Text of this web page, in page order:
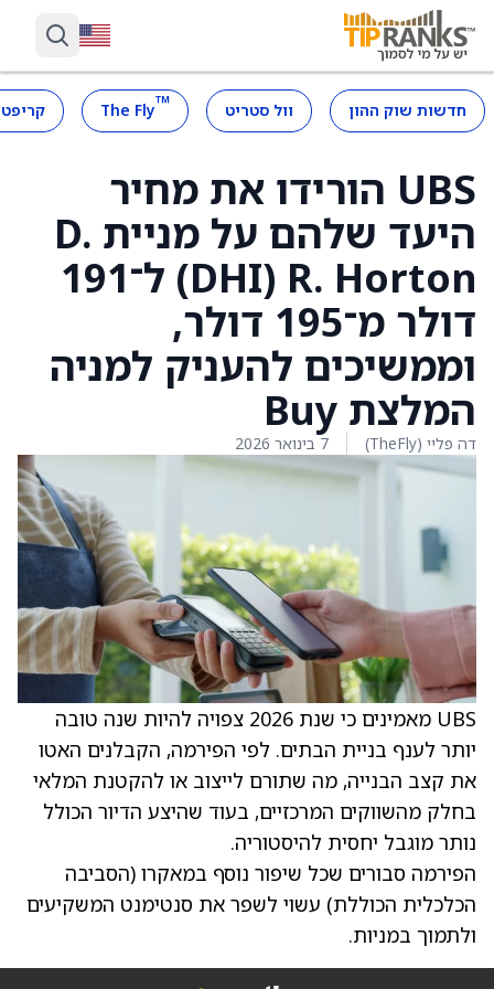
חדשות שוק ההון וול סטריט ™
The Fly
UBS הורידו את מחיר
היעד שלהם על מניית D.
R. Horton ‏(DHI) ל־191
דולר מ־195 דולר,
וממשיכים להעניק למניה
המלצת Buy
דה פליי (TheFly) 7 בינואר 2026
UBS מאמינים כי שנת 2026 צפויה להיות שנה טובה
יותר לענף בניית הבתים. לפי הפירמה, הקבלנים האטו
את קצב הבנייה, מה שתורם לייצוב או להקטנת המלאי
בחלק מהשווקים המרכזיים, בעוד שהיצע הדיור הכולל
נותר מוגבל יחסית להיסטוריה.
הפירמה סבורים שכל שיפור נוסף במאקרו (הסביבה
הכלכלית הכוללת) עשוי לשפר את סנטימנט המשקיעים
ולתמוך במניות.